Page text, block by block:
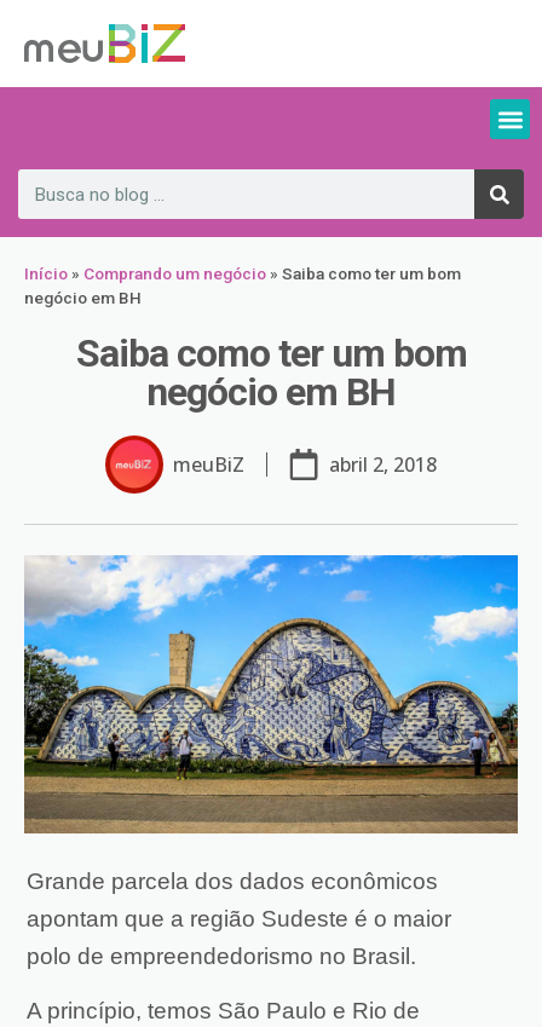
Início » Comprando um negócio » Saiba como ter um bom
negócio em BH
Saiba como ter um bom
negócio em BH
meuBiZ abril 2, 2018
Grande parcela dos dados econômicos
apontam que a região Sudeste é o maior
polo de empreendedorismo no Brasil.
A princípio, temos São Paulo e Rio de